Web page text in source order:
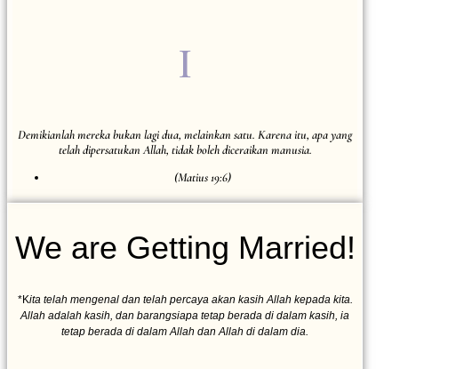
I
Demikianlah mereka bukan lagi dua, melainkan satu. Karena itu, apa yang
telah dipersatukan Allah, tidak boleh diceraikan manusia.
(Matius 19:6)
We are Getting Married!
*Kita telah mengenal dan telah percaya akan kasih Allah kepada kita.
Allah adalah kasih, dan barangsiapa tetap berada di dalam kasih, ia
tetap berada di dalam Allah dan Allah di dalam dia.